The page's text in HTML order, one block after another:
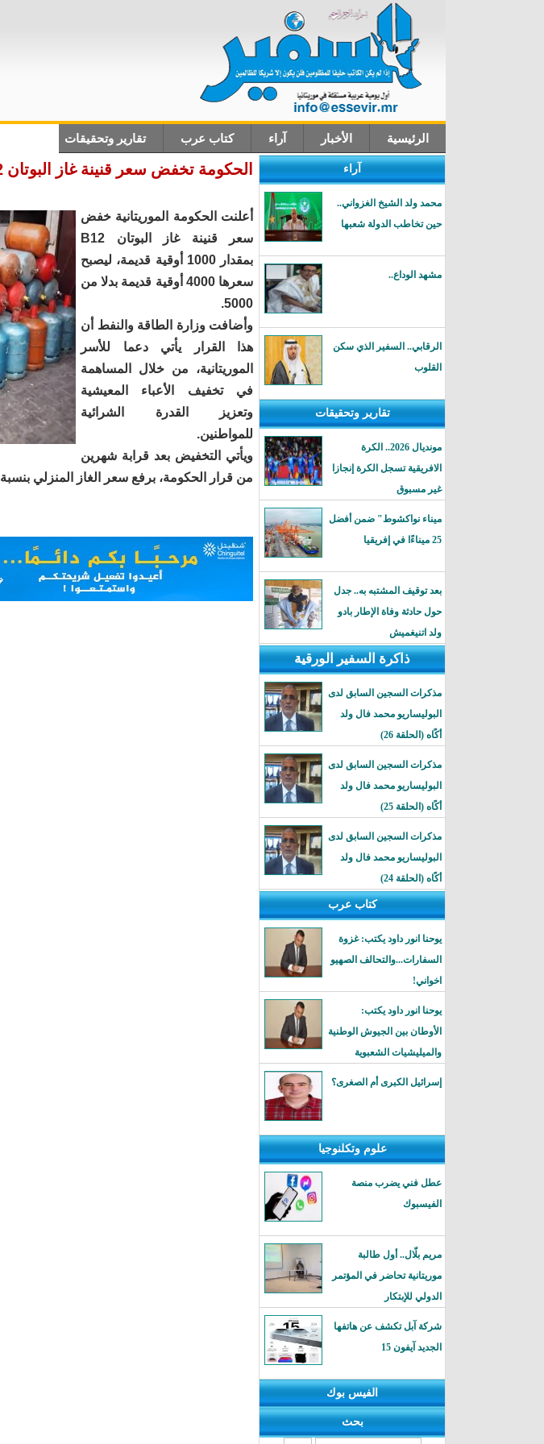
الرئيسية الأخبار آراء كتاب عرب تقارير وتحقيقات
آراء
محمد ولد الشيخ الغزواني..
حين تخاطب الدولة شعبها
مشهد الوداع..
الرقابي.. السفير الذي سكن
القلوب
تقارير وتحقيقات
مونديال 2026.. الكرة
الافريقية تسجل الكرة إنجازا
غير مسبوق
ميناء نواكشوط" ضمن أفضل
25 ميناءًا في إفريقيا
بعد توقيف المشتبه به.. جدل
حول حادثة وفاة الإطار بادو
ولد اتنيغميش
ذاكرة السفير الورقية
مذكرات السجين السابق لدى
البوليساريو محمد فال ولد
أكًاه (الحلقة 26)
مذكرات السجين السابق لدى
البوليساريو محمد فال ولد
أكًاه (الحلقة 25)
مذكرات السجين السابق لدى
البوليساريو محمد فال ولد
أكًاه (الحلقة 24)
كتاب عرب
يوحنا انور داود يكتب: غزوة
السفارات...والتحالف الصهيو
اخواني!
يوحنا انور داود يكتب:
الأوطان بين الجيوش الوطنية
والميليشيات الشعبوية
إسرائيل الكبرى أم الصغرى؟
علوم وتكلنوجيا
عطل فني يضرب منصة
الفيسبوك
مريم بلّال.. أول طالبة
موريتانية تحاضر في المؤتمر
الدولي للإبتكار
شركة آبل تكشف عن هاتفها
الجديد آيفون 15
الفيس بوك
بحث
الحكومة تخفض سعر قنينة غاز البوتان B12
أعلنت الحكومة الموريتانية خفض
سعر قنينة غاز البوتان B12
بمقدار 1000 أوقية قديمة، ليصبح
سعرها 4000 أوقية قديمة بدلا من
5000.
وأضافت وزارة الطاقة والنفط أن
هذا القرار يأتي دعما للأسر
الموريتانية، من خلال المساهمة
في تخفيف الأعباء المعيشية
وتعزيز القدرة الشرائية
للمواطنين.
ويأتي التخفيض بعد قرابة شهرين
من قرار الحكومة، برفع سعر الغاز المنزلي بنسبة 60% ليصل سعر القنينة إلى 5000 أوقية قديمة.